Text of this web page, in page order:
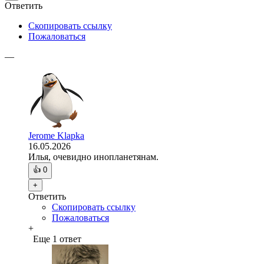
Ответить
Скопировать ссылку
Пожаловаться
—
Jerome Klapka
16.05.2026
Илья, очевидно инопланетянам.
👍 0
+
Ответить
Скопировать ссылку
Пожаловаться
+
Еще 1 ответ